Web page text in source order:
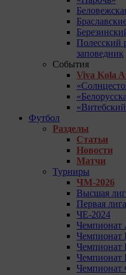
Полесский
заповедник
События
Viva Kola
Футбол
Разделы
Статьи
Новости
Матчи
Турниры
ЧМ-2026
Высшая
Первая лига
ЧЕ-2024
Чемпионат
Чемпионат
Чемпионат
Чемпионат
Чемпионат